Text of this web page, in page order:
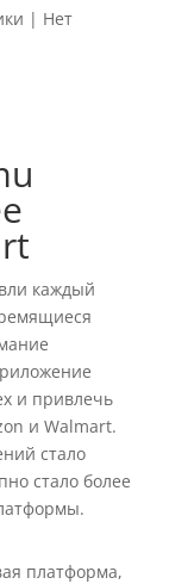
| Нет
каждый
и привлечь
и Walmart.
стало
стало более
платформа,